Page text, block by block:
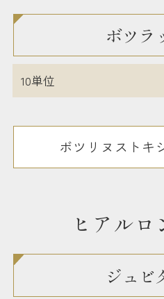
ボツラ
10単位
ボツリヌストキ
ヒアルロ
ジュビ